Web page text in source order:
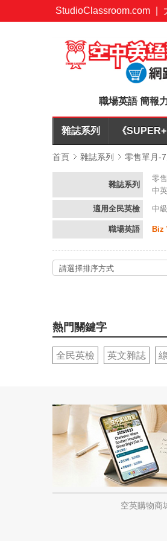
StudioClassroom.com
職場英語 簡報
雜誌系列 《
首頁 雜誌系列 零售單月-
雜誌系列
零
中
適用全民英檢
中
職場英語 Biz
熱門關鍵字
全民英檢 英文雜誌
空英購物商